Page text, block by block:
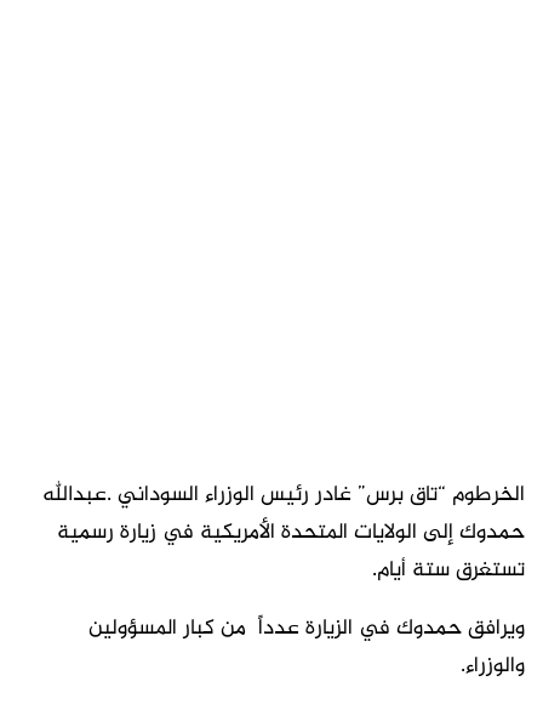
الخرطوم “تاق برس” غادر رئيس الوزراء السوداني .عبدالله
حمدوك إلى الولايات المتحدة الأمريكية في زيارة رسمية
تستغرق ستة أيام.
ويرافق حمدوك في الزيارة عدداً من كبار المسؤولين
والوزراء.